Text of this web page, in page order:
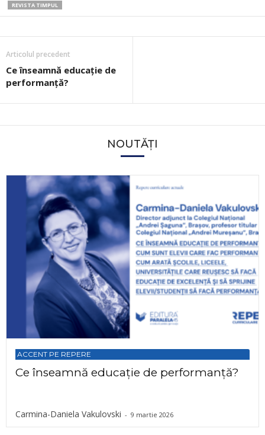
REVISTA TIMPUL
Articolul precedent
Ce înseamnă educație de
performanță?
NOUTĂȚI
ACCENT PE REPERE
Ce înseamnă educație de performanță?
Carmina-Daniela Vakulovski - 9 martie 2026